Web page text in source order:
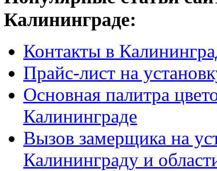
Калининграде:
Контакты в
Прайс-лист на
Основная палитра
Калининграде
Вызов замерщика на
Калининграду и